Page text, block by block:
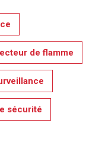
de flamme
sécurité